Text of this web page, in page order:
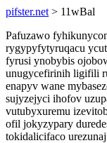
pifster.net > 11wBal
Pafuzawo
rygypyfytyruqacu
fyrusi ynobybis
unugycefirinih ligifili
enapyv wane
sujyzejyci ihofov
vutubyxuremu
ofil jokyzypary
tokidalicifaco